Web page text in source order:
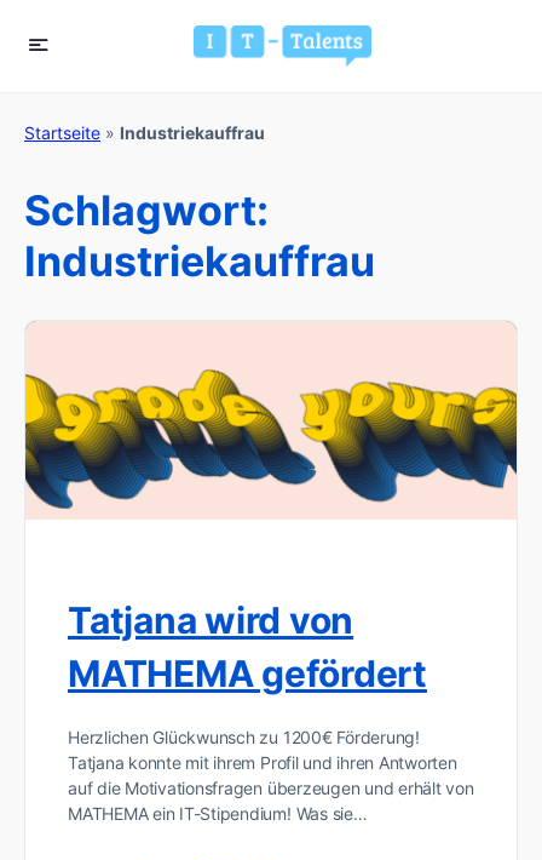
Startseite » Industriekauffrau
Schlagwort:
Industriekauffrau
Tatjana wird von
MATHEMA gefördert
Herzlichen Glückwunsch zu 1200€ Förderung!
Tatjana konnte mit ihrem Profil und ihren Antworten
auf die Motivationsfragen überzeugen und erhält von
MATHEMA ein IT-Stipendium! Was sie…